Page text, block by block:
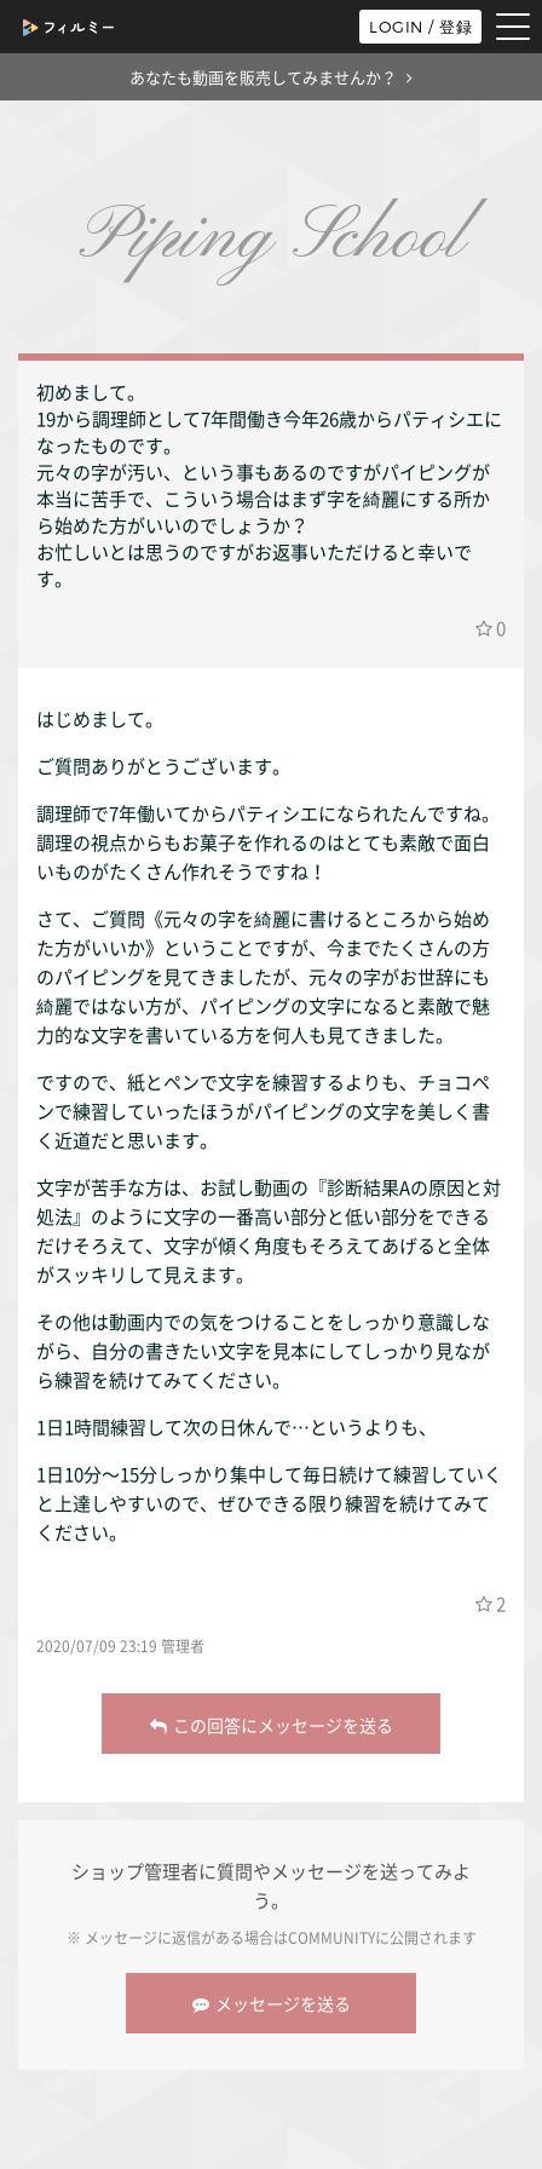
LOGIN / 登録
あなたも動画を販売してみませんか？
Piping School
初めまして。
19から調理師として7年間働き今年26歳からパティシエに
なったものです。
元々の字が汚い、という事もあるのですがパイピングが
本当に苦手で、こういう場合はまず字を綺麗にする所か
ら始めた方がいいのでしょうか？
お忙しいとは思うのですがお返事いただけると幸いで
す。
0
はじめまして。
ご質問ありがとうございます。
調理師で7年働いてからパティシエになられたんですね。
調理の視点からもお菓子を作れるのはとても素敵で面白
いものがたくさん作れそうですね！
さて、ご質問《元々の字を綺麗に書けるところから始め
た方がいいか》ということですが、今までたくさんの方
のパイピングを見てきましたが、元々の字がお世辞にも
綺麗ではない方が、パイピングの文字になると素敵で魅
力的な文字を書いている方を何人も見てきました。
ですので、紙とペンで文字を練習するよりも、チョコペ
ンで練習していったほうがパイピングの文字を美しく書
く近道だと思います。
文字が苦手な方は、お試し動画の『診断結果Aの原因と対
処法』のように文字の一番高い部分と低い部分をできる
だけそろえて、文字が傾く角度もそろえてあげると全体
がスッキリして見えます。
その他は動画内での気をつけることをしっかり意識しな
がら、自分の書きたい文字を見本にしてしっかり見なが
ら練習を続けてみてください。
1日1時間練習して次の日休んで…というよりも、
1日10分〜15分しっかり集中して毎日続けて練習していく
と上達しやすいので、ぜひできる限り練習を続けてみて
ください。
2
2020/07/09 23:19 管理者
この回答にメッセージを送る
ショップ管理者に質問やメッセージを送ってみよ
う。
※ メッセージに返信がある場合はCOMMUNITYに公開されます
メッセージを送る